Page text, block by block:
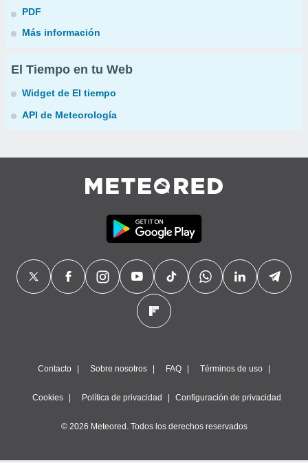
PDF
Más información
El Tiempo en tu Web
Widget de El tiempo
API de Meteorología
Contacto Sobre nosotros FAQ Términos de uso
Cookies Política de privacidad Configuración de privacidad
© 2026 Meteored. Todos los derechos reservados